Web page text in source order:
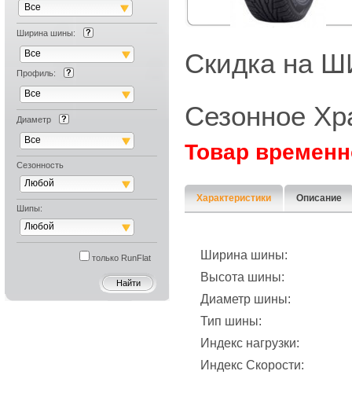
Все
Ширина шины:
Все
Профиль:
Все
Диаметр
Все
Сезонность
Любой
Шипы:
Любой
только RunFlat
Скидка на
Сезонное
Товар
Характеристики Описание
Ширина шины:
Высота шины:
Диаметр шины:
Тип шины:
Индекс нагрузки:
Индекс Скорости: